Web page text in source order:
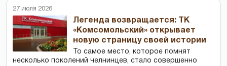
27 июля 2026
Легенда возвращается: ТК
«Комсомольский» открывает
новую страницу своей истории
То самое место, которое помнят
несколько поколений челнинцев, стало совершенно